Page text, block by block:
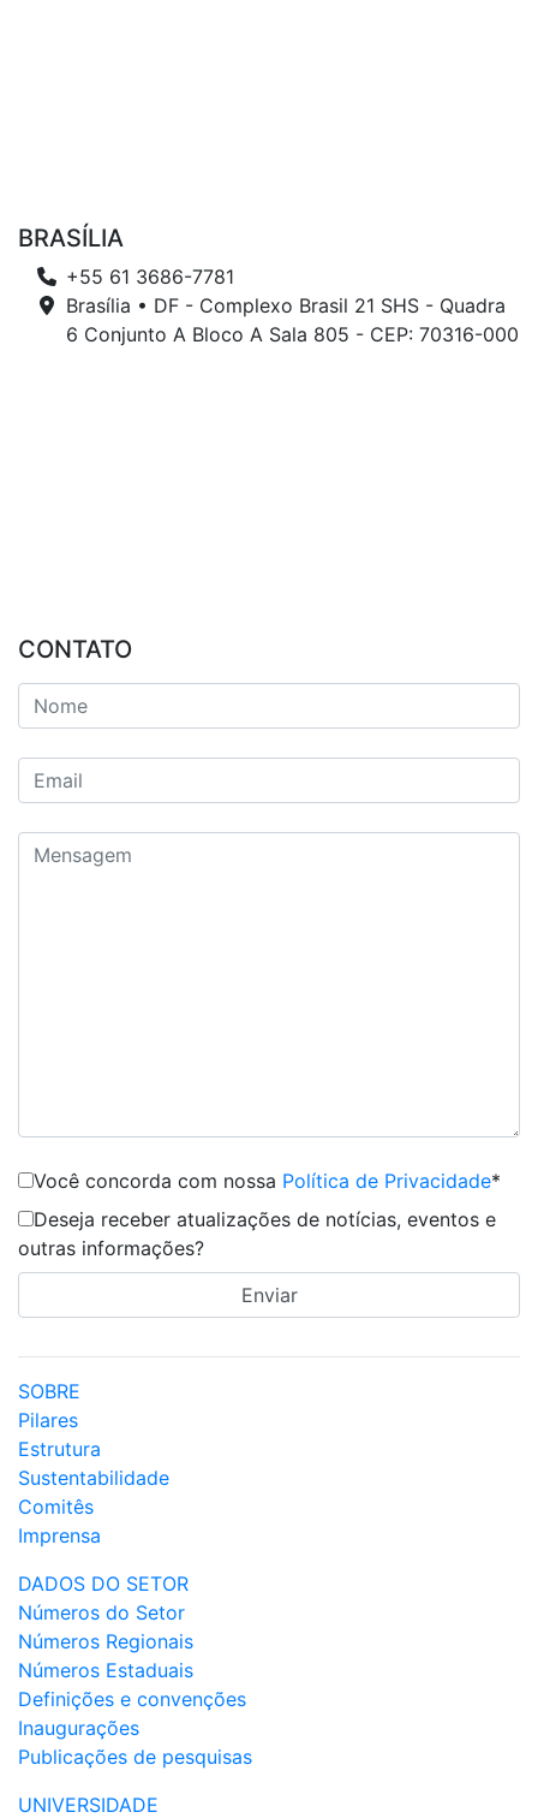
BRASÍLIA
+55 61 3686-7781
Brasília • DF - Complexo Brasil 21 SHS - Quadra
6 Conjunto A Bloco A Sala 805 - CEP: 70316-000
CONTATO
Você concorda com nossa Política de Privacidade*
Deseja receber atualizações de notícias, eventos e
outras informações?
SOBRE
Pilares
Estrutura
Sustentabilidade
Comitês
Imprensa
DADOS DO SETOR
Números do Setor
Números Regionais
Números Estaduais
Definições e convenções
Inaugurações
Publicações de pesquisas
UNIVERSIDADE